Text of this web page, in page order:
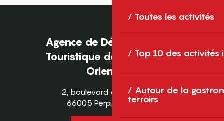
Toutes les activités
Top 10 des activités
Autour de la
terroirs
Agence de Développement
Touristique des Pyrénées-
Orientales
2, boulevard des Pyrénées
66005 Perpignan Cedex